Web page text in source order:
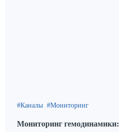
Каналы Мониторинг
Мониторинг гемодинамики: